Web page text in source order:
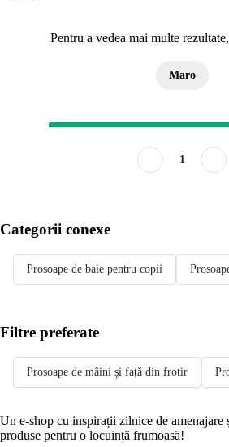
Pentru a vedea mai multe
Maro
1
Categorii conexe
Prosoape de baie pentru copii
Filtre preferate
Prosoape de mâini și față din frotir
Un e-shop cu inspirații zilnice de amenajare
produse pentru o locuință frumoasă!